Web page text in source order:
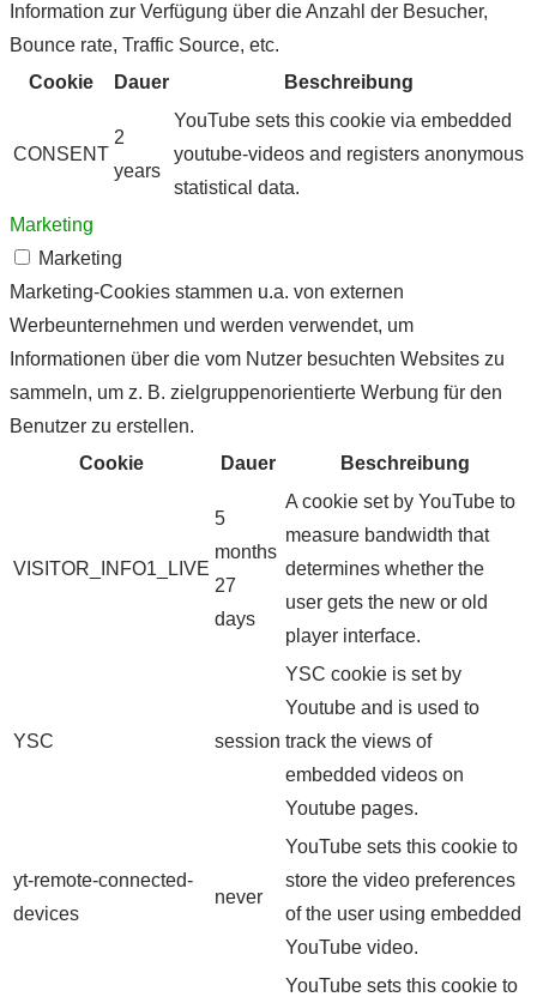
Information zur Verfügung über die Anzahl der Besucher,
Bounce rate, Traffic Source, etc.
Cookie
Dauer Beschreibung
CONSENT
2
years
YouTube sets this cookie via embedded
youtube-videos and registers anonymous
statistical data.
Marketing
Marketing
Marketing-Cookies stammen u.a. von externen
Werbeunternehmen und werden verwendet, um
Informationen über die vom Nutzer besuchten Websites zu
sammeln, um z. B. zielgruppenorientierte Werbung für den
Benutzer zu erstellen.
Cookie
Dauer Beschreibung
VISITOR_INFO1_LIVE
5
months
27
days
A cookie set by YouTube to
measure bandwidth that
determines whether the
user gets the new or old
player interface.
YSC session
YSC cookie is set by
Youtube and is used to
track the views of
embedded videos on
Youtube pages.
yt-remote-connected-
devices
never
YouTube sets this cookie to
store the video preferences
of the user using embedded
YouTube video.
YouTube sets this cookie to